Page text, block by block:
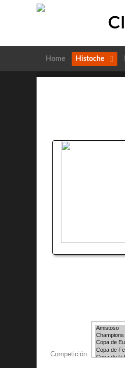
Home Histoche
Competición: